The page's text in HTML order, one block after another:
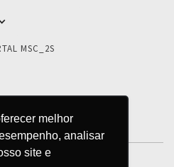
melhor
analisar
site e
MSC_2S